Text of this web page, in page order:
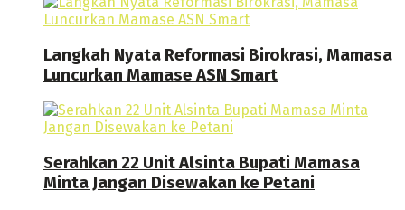
Langkah Nyata Reformasi Birokrasi, Mamasa
Luncurkan Mamase ASN Smart
Serahkan 22 Unit Alsinta Bupati Mamasa
Minta Jangan Disewakan ke Petani